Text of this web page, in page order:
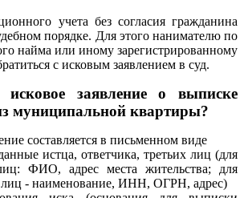
учета без согласия гражданина
порядке. Для этого нанимателю по
найма или иному зарегистрированному
с исковым заявлением в суд.
исковое заявление о выписке
муниципальной квартиры?
составляется в письменном виде
истца, ответчика, третьих лиц (для
ФИО, адрес места жительства; для
- наименование, ИНН, ОГРН, адрес)